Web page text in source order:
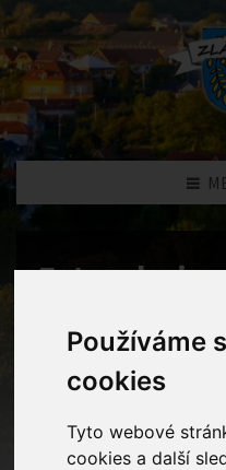
Používáme
cookies
Tyto webové
cookies a další
Fotogalerie
Home Fotogalerie
rohlíčky